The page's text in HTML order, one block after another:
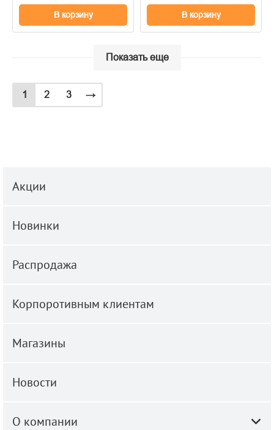
В корзину В корзину
Показать еще
1 2 3 →
Акции
Новинки
Распродажа
Корпоротивным клиентам
Магазины
Новости
О компании